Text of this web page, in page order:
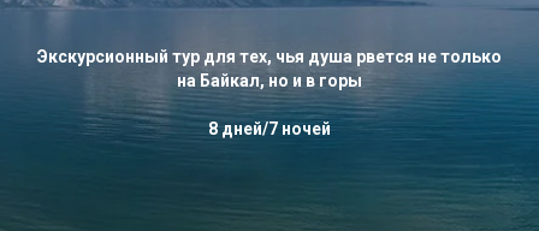
Экскурсионный тур для тех, чья душа рвется не только
на Байкал, но и в горы
8 дней/7 ночей